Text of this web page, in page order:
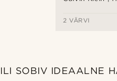
2 VÄRVI
SOBIV IDEAALNE